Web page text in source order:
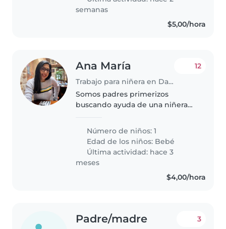
semanas
$5,00/hora
Ana María
Trabajo para niñera en Daule
12
Somos padres primerizos
buscando ayuda de una niñera
en casa
Número de niños: 1
Edad de los niños: Bebé
Última actividad: hace 3
meses
$4,00/hora
Padre/madre 3